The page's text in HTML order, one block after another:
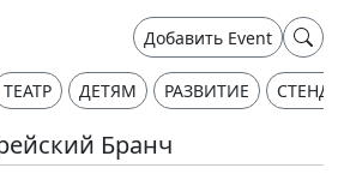
Добавить Event
ТЕАТР ДЕТЯМ РАЗВИТИЕ
Бранч